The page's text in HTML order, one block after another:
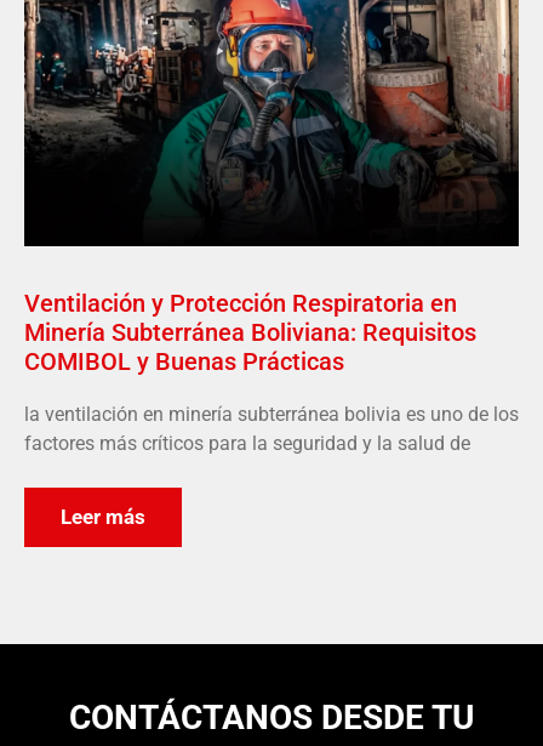
Ventilación y Protección Respiratoria en
Minería Subterránea Boliviana: Requisitos
COMIBOL y Buenas Prácticas
la ventilación en minería subterránea bolivia es uno de los
factores más críticos para la seguridad y la salud de
Leer más
CONTÁCTANOS DESDE TU